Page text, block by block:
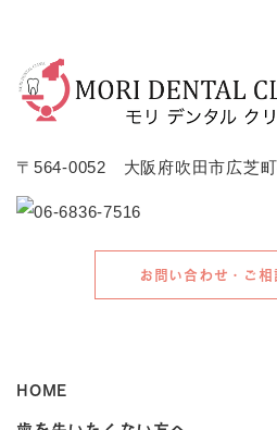
〒564-0052 大阪府吹田市広芝
お問い合わせ・ご相
HOME